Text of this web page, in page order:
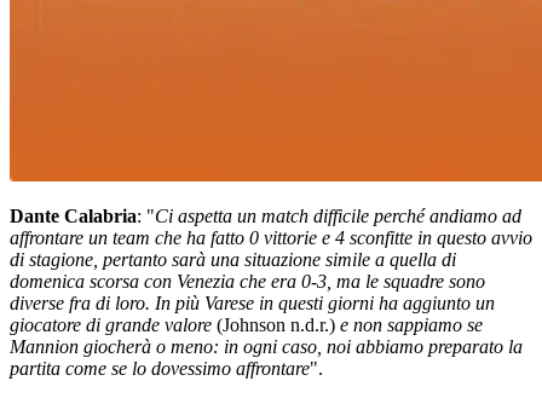
Dante Calabria: "Ci aspetta un match difficile perché andiamo ad
affrontare un team che ha fatto 0 vittorie e 4 sconfitte in questo avvio
di stagione, pertanto sarà una situazione simile a quella di
domenica scorsa con Venezia che era 0-3, ma le squadre sono
diverse fra di loro. In più Varese in questi giorni ha aggiunto un
giocatore di grande valore (Johnson n.d.r.) e non sappiamo se
Mannion giocherà o meno: in ogni caso, noi abbiamo preparato la
partita come se lo dovessimo affrontare".